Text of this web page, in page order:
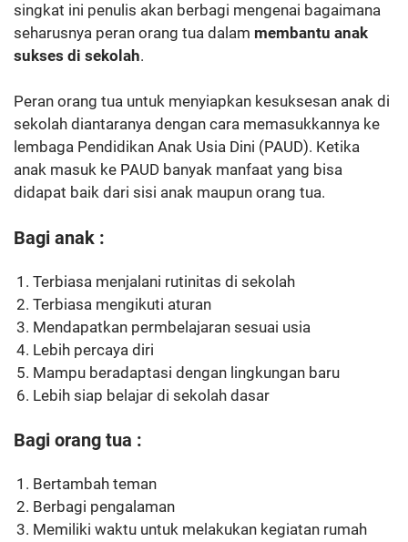
singkat ini penulis akan berbagi mengenai bagaimana
seharusnya peran orang tua dalam membantu anak
sukses di sekolah.
Peran orang tua untuk menyiapkan kesuksesan anak di
sekolah diantaranya dengan cara memasukkannya ke
lembaga Pendidikan Anak Usia Dini (PAUD). Ketika
anak masuk ke PAUD banyak manfaat yang bisa
didapat baik dari sisi anak maupun orang tua.
Bagi anak :
Terbiasa menjalani rutinitas di sekolah
Terbiasa mengikuti aturan
Mendapatkan permbelajaran sesuai usia
Lebih percaya diri
Mampu beradaptasi dengan lingkungan baru
Lebih siap belajar di sekolah dasar
Bagi orang tua :
Bertambah teman
Berbagi pengalaman
Memiliki waktu untuk melakukan kegiatan rumah